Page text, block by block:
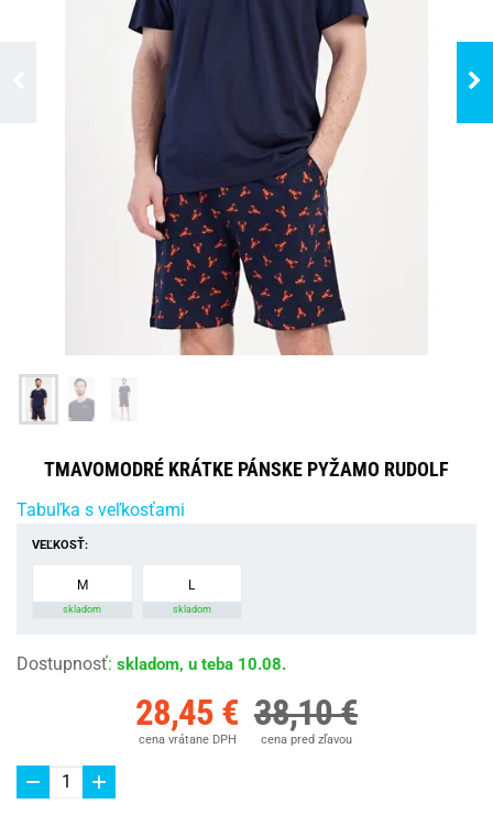
TMAVOMODRÉ KRÁTKE PÁNSKE PYŽAMO RUDOLF
Tabuľka s veľkosťami
VEĽKOSŤ:
M
skladom
L
skladom
Dostupnosť: skladom, u teba 10.08.
28,45 €
cena vrátane DPH
38,10 €
cena pred zľavou